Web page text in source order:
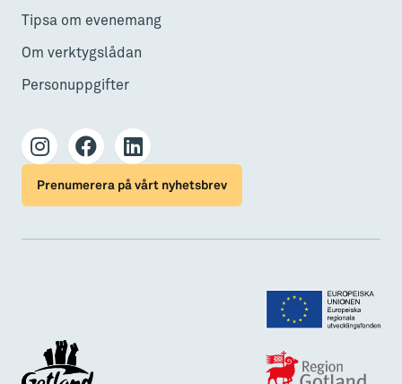
Tipsa om evenemang
Om verktygslådan
Personuppgifter
Prenumerera på vårt nyhetsbrev